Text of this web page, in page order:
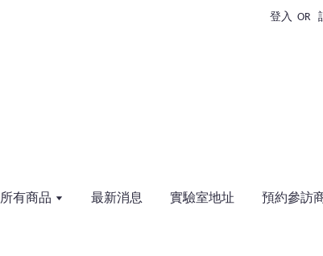
登入 OR
所有商品 最新消息 實驗室地址 預約參訪